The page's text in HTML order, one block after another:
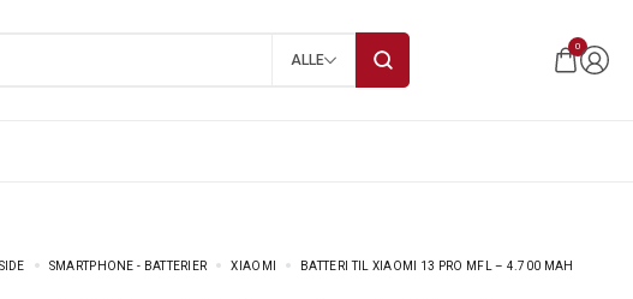
ALLE
0
SMARTPHONE - BATTERIER XIAOMI BATTERI TIL XIAOMI 13 PRO MFL – 4.700 MAH